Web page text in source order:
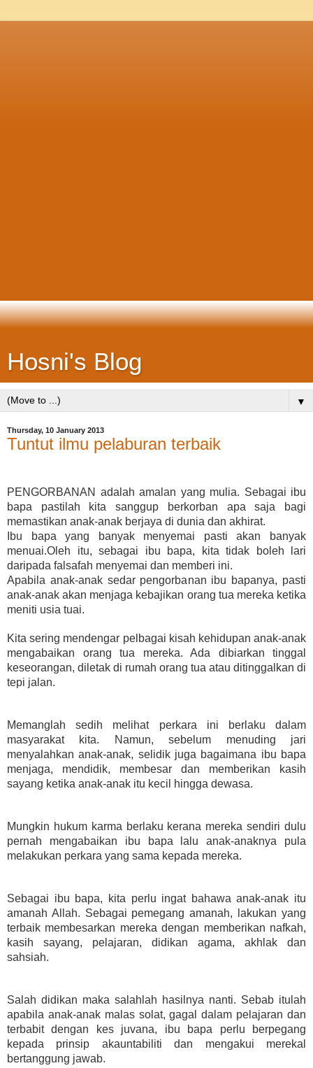
Hosni's Blog
▼
Thursday, 10 January 2013
Tuntut ilmu pelaburan terbaik
PENGORBANAN adalah amalan yang mulia. Sebagai ibu
bapa pastilah kita sanggup berkorban apa saja bagi
memastikan anak-anak berjaya di dunia dan akhirat.
Ibu bapa yang banyak menyemai pasti akan banyak
menuai.Oleh itu, sebagai ibu bapa, kita tidak boleh lari
daripada falsafah menyemai dan memberi ini.
Apabila anak-anak sedar pengorbanan ibu bapanya, pasti
anak-anak akan menjaga kebajikan orang tua mereka ketika
meniti usia tuai.
Kita sering mendengar pelbagai kisah kehidupan anak-anak
mengabaikan orang tua mereka. Ada dibiarkan tinggal
keseorangan, diletak di rumah orang tua atau ditinggalkan di
tepi jalan.
Memanglah sedih melihat perkara ini berlaku dalam
masyarakat kita. Namun, sebelum menuding jari
menyalahkan anak-anak, selidik juga bagaimana ibu bapa
menjaga, mendidik, membesar dan memberikan kasih
sayang ketika anak-anak itu kecil hingga dewasa.
Mungkin hukum karma berlaku kerana mereka sendiri dulu
pernah mengabaikan ibu bapa lalu anak-anaknya pula
melakukan perkara yang sama kepada mereka.
Sebagai ibu bapa, kita perlu ingat bahawa anak-anak itu
amanah Allah. Sebagai pemegang amanah, lakukan yang
terbaik membesarkan mereka dengan memberikan nafkah,
kasih sayang, pelajaran, didikan agama, akhlak dan
sahsiah.
Salah didikan maka salahlah hasilnya nanti. Sebab itulah
apabila anak-anak malas solat, gagal dalam pelajaran dan
terbabit dengan kes juvana, ibu bapa perlu berpegang
kepada prinsip akauntabiliti dan mengakui merekal
bertanggung jawab.